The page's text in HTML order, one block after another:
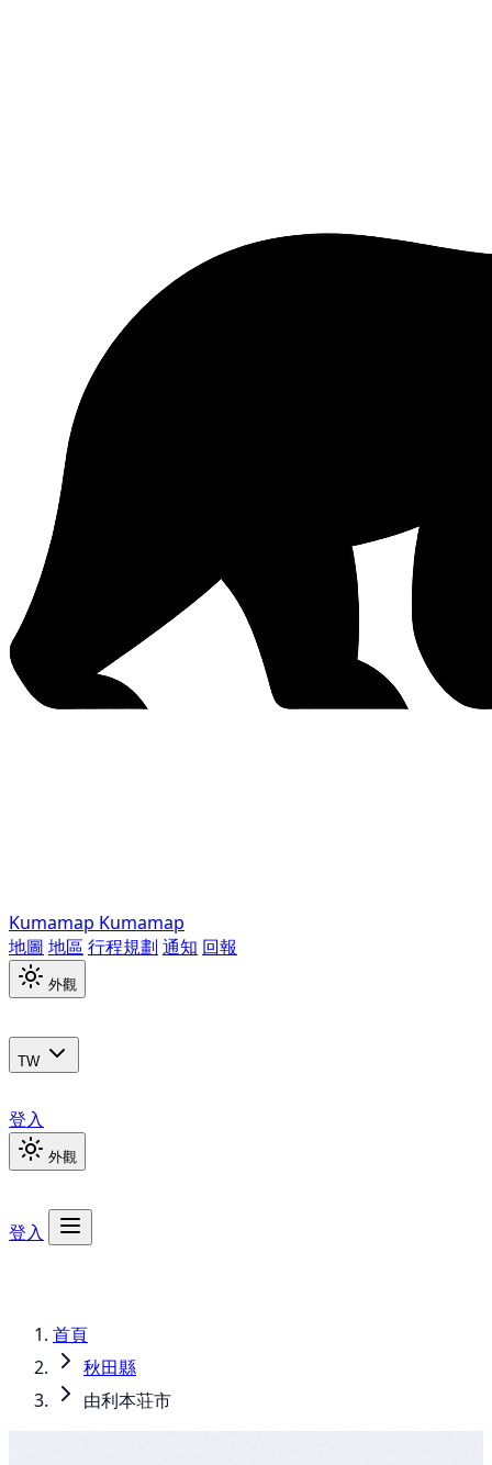
Kumamap Kumamap
地圖 地區 行程規劃 通知 回報
外觀
TW
登入
外觀
登入
首頁
秋田縣
由利本荘市